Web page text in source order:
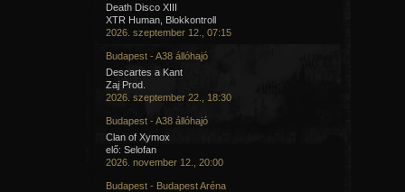
Death Disco XIII
XTR Human, Blokkontroll
2026. szeptember 12., 07:15
Budapest - A38 állóhajó
Descartes a Kant
Zaj Prod.
2026. szeptember 22., 18:30
Budapest - A38 állóhajó
Clan of Xymox
elő: Selofan
2026. november 12., 20:00
Budapest - Budapest Aréna